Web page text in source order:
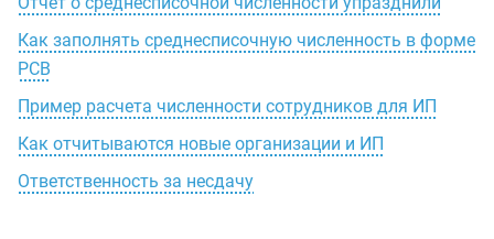
Как заполнять среднесписочную численность в форме
РСВ
Пример расчета численности сотрудников для ИП
Как отчитываются новые организации и ИП
Ответственность за несдачу